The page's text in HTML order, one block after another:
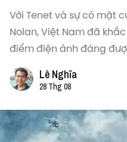
Với Tenet và sự có mặt
Nolan, Việt Nam đã
điểm điện ảnh đáng
Lê Nghĩa
28 Thg 08